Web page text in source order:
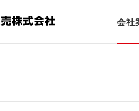
会社